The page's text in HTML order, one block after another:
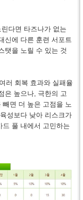
다면 타즈나가 없는
신에 다른 훈련 서포트
탯을 노릴 수 있는 것
러 회복 효과와 실패율
은 높으나, 극한의 고
면 더 높은 고점을 노
성보다 낮아 리스크가
드 풀 내에서 고민하는